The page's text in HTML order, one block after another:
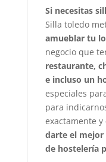
Si necesitas
Silla toledo
amueblar tu
negocio que
restaurante,
e incluso un
especiales
para
exactamente y
darte el
de hostelería